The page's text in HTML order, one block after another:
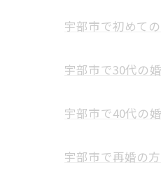
宇部市で初めて
宇部市で30代の
宇部市で40代の
宇部市で再婚の